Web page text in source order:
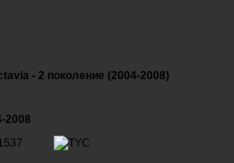
- 2 поколение (2004-2008)
2008